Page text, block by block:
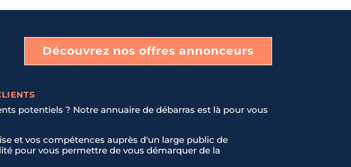
Découvrez nos offres annonceurs
potentiels ? Notre annuaire de débarras est là pour vous
et vos compétences auprès d'un large public de
pour vous permettre de vous démarquer de la